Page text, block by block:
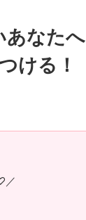
あなたへ
ける！
／